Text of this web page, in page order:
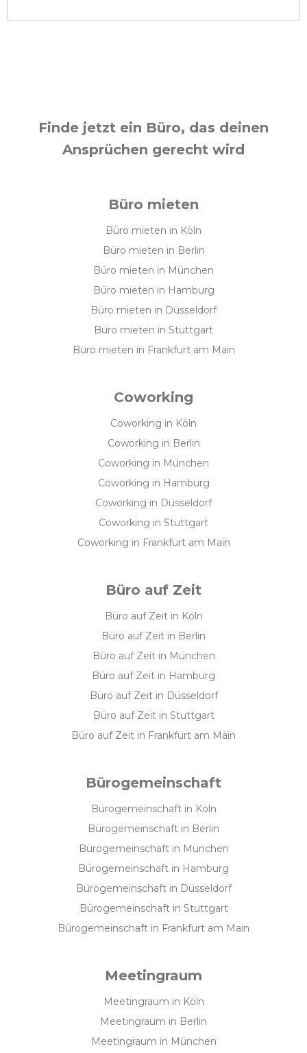
Finde jetzt ein Büro, das deinen
Ansprüchen gerecht wird
Büro mieten
Büro mieten in Köln
Büro mieten in Berlin
Büro mieten in München
Büro mieten in Hamburg
Büro mieten in Düsseldorf
Büro mieten in Stuttgart
Büro mieten in Frankfurt am Main
Coworking
Coworking in Köln
Coworking in Berlin
Coworking in München
Coworking in Hamburg
Coworking in Düsseldorf
Coworking in Stuttgart
Coworking in Frankfurt am Main
Büro auf Zeit
Büro auf Zeit in Köln
Büro auf Zeit in Berlin
Büro auf Zeit in München
Büro auf Zeit in Hamburg
Büro auf Zeit in Düsseldorf
Büro auf Zeit in Stuttgart
Büro auf Zeit in Frankfurt am Main
Bürogemeinschaft
Bürogemeinschaft in Köln
Bürogemeinschaft in Berlin
Bürogemeinschaft in München
Bürogemeinschaft in Hamburg
Bürogemeinschaft in Düsseldorf
Bürogemeinschaft in Stuttgart
Bürogemeinschaft in Frankfurt am Main
Meetingraum
Meetingraum in Köln
Meetingraum in Berlin
Meetingraum in München